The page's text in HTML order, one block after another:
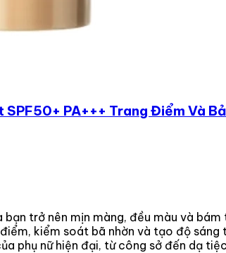
PA+++ Trang Điểm Và
trở nên mịn màng, đều màu và
kiểm soát bã nhờn và tạo độ
phụ nữ hiện đại, từ công sở đến dạ